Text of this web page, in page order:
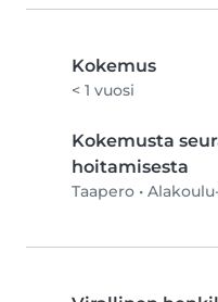
Kokemus
< 1 vuosi
Kokemusta
hoitamisesta
Taapero •